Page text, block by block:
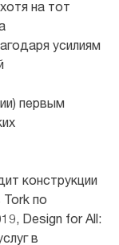
на тот
усилиям
первым
конструкции
по
Design for All:
в